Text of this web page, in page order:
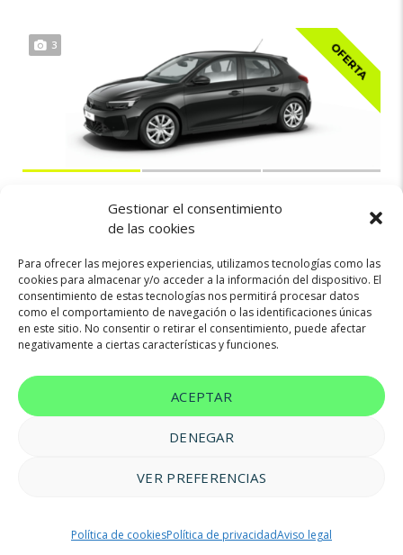
Gestionar el consentimiento
de las cookies
Para ofrecer las mejores experiencias, utilizamos tecnologías como las
cookies para almacenar y/o acceder a la información del dispositivo. El
consentimiento de estas tecnologías nos permitirá procesar datos
como el comportamiento de navegación o las identificaciones únicas
en este sitio. No consentir o retirar el consentimiento, puede afectar
negativamente a ciertas características y funciones.
ACEPTAR
DENEGAR
VER PREFERENCIAS
Política de cookiesPolítica de privacidadAviso legal
OFERTA
3
244€
Gasolina 100cv Manual
de cookies|Accesibilidad